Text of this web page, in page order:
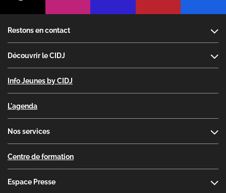
Restons en contact
Découvrir le CIDJ
Info Jeunes by CIDJ
L'agenda
Nos services
Centre de formation
Espace Presse